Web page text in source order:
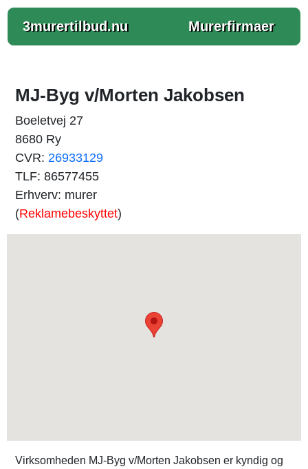
3murertilbud.nu Murerfirmaer
MJ-Byg v/Morten Jakobsen
Boeletvej 27
8680 Ry
CVR: 26933129
TLF: 86577455
Erhverv: murer
(Reklamebeskyttet)
Virksomheden MJ-Byg v/Morten Jakobsen er kyndig og